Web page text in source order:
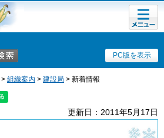
PC版を表示
メニュ
ー
> 組織案内 > 建設局 > 新着情報
更新日：2011年5月17日